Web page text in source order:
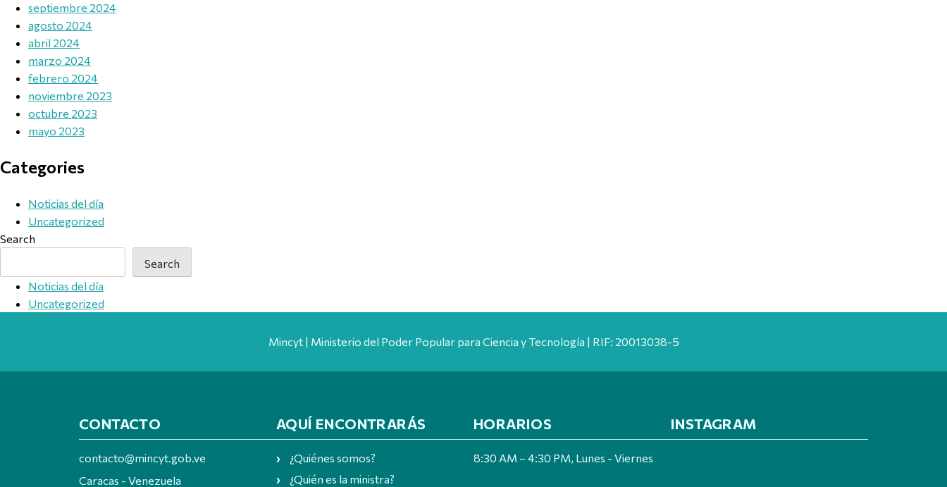
septiembre 2024
agosto 2024
abril 2024
marzo 2024
febrero 2024
noviembre 2023
octubre 2023
mayo 2023
Categories
Noticias del día
Uncategorized
Search
Search
Noticias del día
Uncategorized
Mincyt | Ministerio del Poder Popular para Ciencia y Tecnología | RIF: 20013038-5
CONTACTO
contacto@mincyt.gob.ve
Caracas - Venezuela
AQUÍ ENCONTRARÁS
¿Quiénes somos?
¿Quién es la ministra?
HORARIOS
8:30 AM – 4:30 PM, Lunes - Viernes
INSTAGRAM